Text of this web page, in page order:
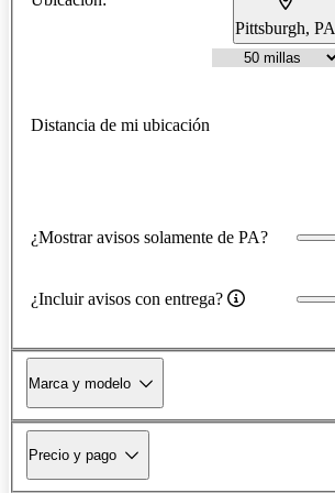
Pittsburgh, PA
Distancia de mi ubicación
¿Mostrar avisos solamente de PA?
¿Incluir avisos con entrega?
Marca y modelo
Precio y pago